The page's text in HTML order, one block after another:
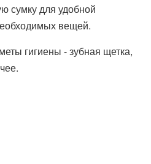
сумку для удобной
вещей.
гигиены - зубная щетка,